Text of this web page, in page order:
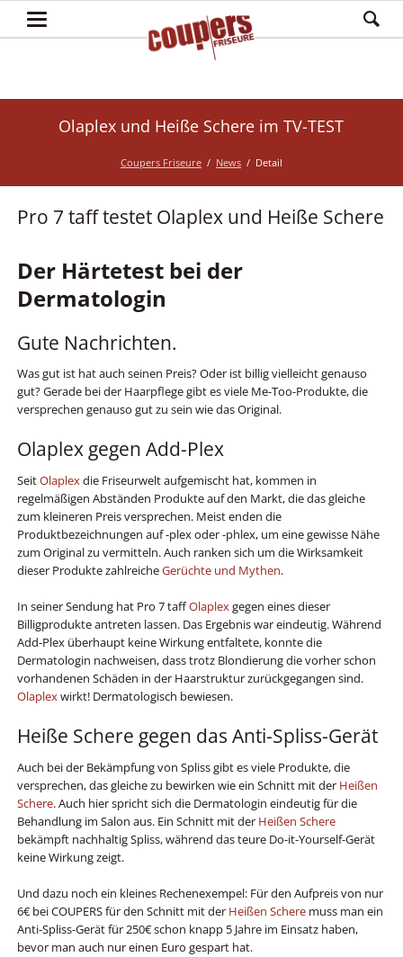
Olaplex und Heiße Schere im TV-TEST
Coupers Friseure News Detail
Pro 7 taff testet Olaplex und Heiße Schere
Der Härtetest bei der
Dermatologin
Gute Nachrichten.
Was gut ist hat auch seinen Preis? Oder ist billig vielleicht genauso
gut? Gerade bei der Haarpflege gibt es viele Me-Too-Produkte, die
versprechen genauso gut zu sein wie das Original.
Olaplex gegen Add-Plex
SeitOlaplexdie Friseurwelt aufgemischt hat, kommen in
regelmäßigen Abständen Produkte auf den Markt, die das gleiche
zum kleineren Preis versprechen. Meist enden die
Produktbezeichnungen auf -plex oder -phlex, um eine gewisse Nähe
zum Original zu vermitteln. Auch ranken sich um die Wirksamkeit
dieser Produkte zahlreicheGerüchte und Mythen.
In seiner Sendung hat Pro 7 taffOlaplexgegen eines dieser
Billigprodukte antreten lassen. Das Ergebnis war eindeutig. Während
Add-Plex überhaupt keine Wirkung entfaltete, konnte die
Dermatologin nachweisen, dass trotz Blondierung die vorher schon
vorhandenen Schäden in der Haarstruktur zurückgegangen sind.
Olaplexwirkt! Dermatologisch bewiesen.
Heiße Schere gegen das Anti-Spliss-Gerät
Auch bei der Bekämpfung von Spliss gibt es viele Produkte, die
versprechen, das gleiche zu bewirken wie ein Schnitt mit der Heißen
Schere. Auch hier spricht sich die Dermatologin eindeutig für die
Behandlung im Salon aus. Ein Schnitt mit der Heißen Schere
bekämpft nachhaltig Spliss, während das teure Do-it-Yourself-Gerät
keine Wirkung zeigt.
Und dazu noch ein kleines Rechenexempel: Für den Aufpreis von nur
6€ bei COUPERS für den Schnitt mit der Heißen Scheremuss man ein
Anti-Spliss-Gerät für 250€ schon knapp 5 Jahre im Einsatz haben,
bevor man auch nur einen Euro gespart hat.